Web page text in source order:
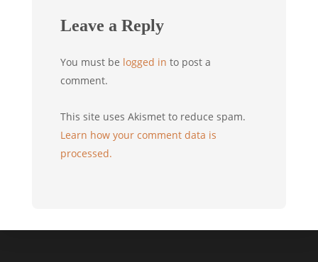
Leave a Reply
You must be logged in to post a
comment.
This site uses Akismet to reduce spam.
Learn how your comment data is
processed.